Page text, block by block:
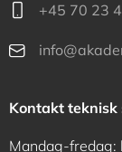
+45 70 23
Kontakt teknisk
Mandag-fredag: